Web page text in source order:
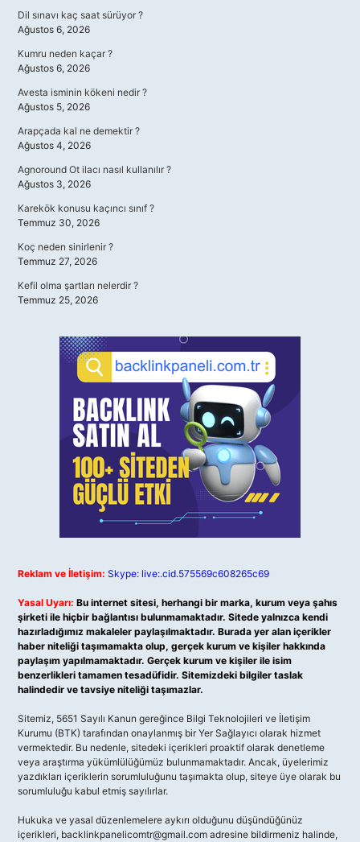
Dil sınavı kaç saat sürüyor ?
Ağustos 6, 2026
Kumru neden kaçar ?
Ağustos 6, 2026
Avesta isminin kökeni nedir ?
Ağustos 5, 2026
Arapçada kal ne demektir ?
Ağustos 4, 2026
Agnoround Ot ilacı nasıl kullanılır ?
Ağustos 3, 2026
Karekök konusu kaçıncı sınıf ?
Temmuz 30, 2026
Koç neden sinirlenir ?
Temmuz 27, 2026
Kefil olma şartları nelerdir ?
Temmuz 25, 2026
Reklam ve İletişim: Skype: live:.cid.575569c608265c69
Yasal Uyarı: Bu internet sitesi, herhangi bir marka, kurum veya şahıs
şirketi ile hiçbir bağlantısı bulunmamaktadır. Sitede yalnızca kendi
hazırladığımız makaleler paylaşılmaktadır. Burada yer alan içerikler
haber niteliği taşımamakta olup, gerçek kurum ve kişiler hakkında
paylaşım yapılmamaktadır. Gerçek kurum ve kişiler ile isim
benzerlikleri tamamen tesadüfidir. Sitemizdeki bilgiler taslak
halindedir ve tavsiye niteliği taşımazlar.
Sitemiz, 5651 Sayılı Kanun gereğince Bilgi Teknolojileri ve İletişim
Kurumu (BTK) tarafından onaylanmış bir Yer Sağlayıcı olarak hizmet
vermektedir. Bu nedenle, sitedeki içerikleri proaktif olarak denetleme
veya araştırma yükümlülüğümüz bulunmamaktadır. Ancak, üyelerimiz
yazdıkları içeriklerin sorumluluğunu taşımakta olup, siteye üye olarak bu
sorumluluğu kabul etmiş sayılırlar.
Hukuka ve yasal düzenlemelere aykırı olduğunu düşündüğünüz
içerikleri, backlinkpanelicomtr@gmail.com adresine bildirmeniz halinde,